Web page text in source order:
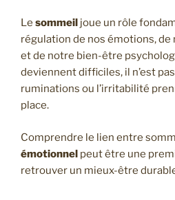
Le sommeil joue un rôle
régulation de nos émotions,
et de notre bien-être
deviennent difficiles, il n’est
ruminations ou l’irritabilité
place.
Comprendre le lien entre
émotionnel peut être une
retrouver un mieux-être